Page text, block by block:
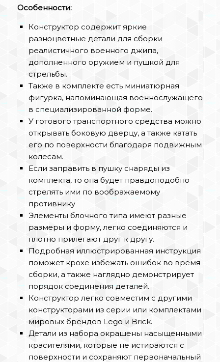
Особенности:
Конструктор содержит яркие
разноцветные детали для сборки
реалистичного военного джипа,
дополненного оружием и пушкой для
стрельбы.
Также в комплекте есть миниатюрная
фигурка, напоминающая военнослужащего
в специализированной форме.
У готового транспортного средства можно
открывать боковую дверцу, а также катать
его по поверхности благодаря подвижным
колесам.
Если заправить в пушку снаряды из
комплекта, то она будет правдоподобно
стрелять ими по воображаемому
противнику
Элементы блочного типа имеют разные
размеры и форму, легко соединяются и
плотно прилегают друг к другу.
Подробная иллюстрированная инструкция
поможет крохе избежать ошибок во время
сборки, а также наглядно демонстрирует
порядок соединения деталей.
Конструктор легко совместим с другими
конструкторами из серии или комплектами
мировых брендов Lego и Brick.
Детали из набора окрашены насыщенными
красителями, которые не истираются с
поверхности и сохраняют первоначальный